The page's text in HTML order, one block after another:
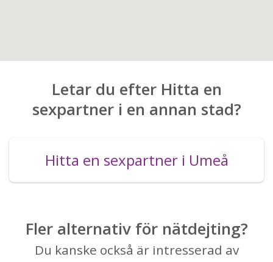
Letar du efter Hitta en
sexpartner i en annan stad?
Hitta en sexpartner i Umeå
Fler alternativ för nätdejting?
Du kanske också är intresserad av